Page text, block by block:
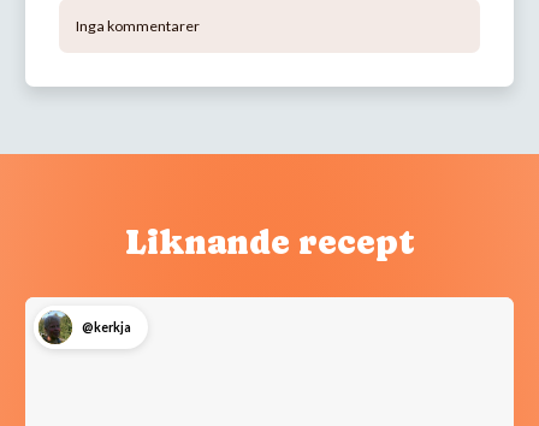
Inga kommentarer
Liknande recept
@kerkja